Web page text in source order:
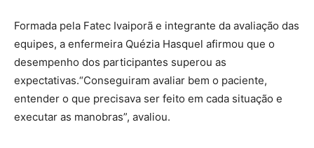
Formada pela Fatec Ivaiporã e integrante da avaliação das
equipes, a enfermeira Quézia Hasquel afirmou que o
desempenho dos participantes superou as
expectativas.“Conseguiram avaliar bem o paciente,
entender o que precisava ser feito em cada situação e
executar as manobras”, avaliou.